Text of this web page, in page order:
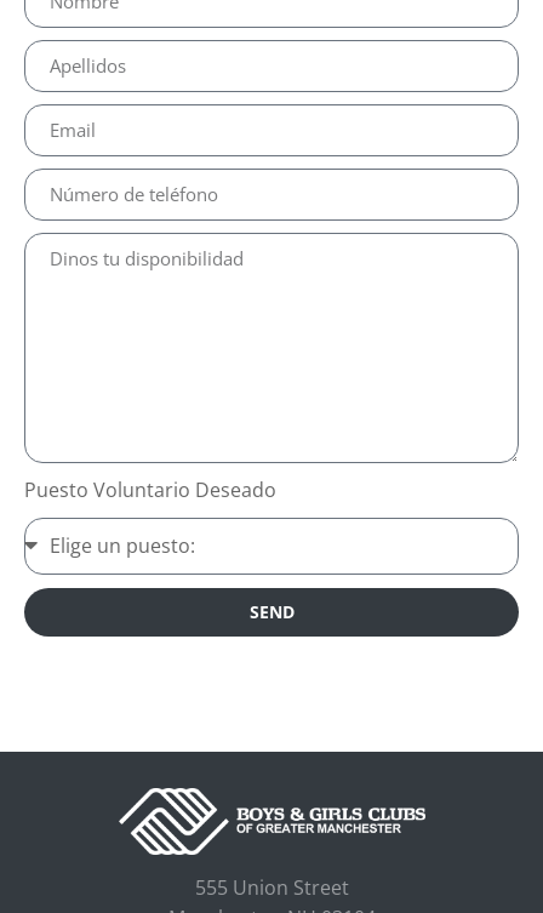
Puesto Voluntario Deseado
SEND
555 Union Street